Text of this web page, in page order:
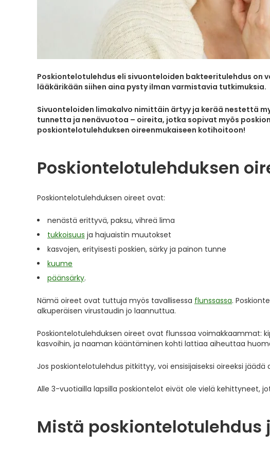
Poskiontelotulehdus eli sivuonteloiden bakteeritulehdus on
lääkärikään siihen aina pysty ilman varmistavia tutkimuksia.
Sivuonteloiden limakalvo nimittäin ärtyy ja kerää nestettä
tunnetta ja nenävuotoa – oireita, jotka sopivat myös
poskiontelotulehduksen oireenmukaiseen kotihoitoon!
Poskiontelotulehduksen
Poskiontelotulehduksen oireet ovat:
nenästä erittyvä, paksu, vihreä lima
tukkoisuus ja hajuaistin muutokset
kasvojen, erityisesti poskien, särky ja painon tunne
kuume
päänsärky.
Nämä oireet ovat tuttuja myös tavallisessa flunssassa.
alkuperäisen virustaudin jo laannuttua.
Poskiontelotulehduksen oireet ovat flunssaa voimakkaammat:
kasvoihin, ja naaman kääntäminen kohti lattiaa aiheuttaa
Jos poskiontelotulehdus pitkittyy, voi ensisijaiseksi oireeksi
Alle 3-vuotiailla lapsilla poskiontelot eivät ole vielä kehittyneet,
Mistä poskiontelotulehdus